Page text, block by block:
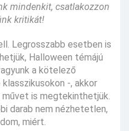
mindenkit, csatlakozzon
kritikát!
Legrosszabb esetben is
Halloween témájú
a kötelező
-, akkor
művet is megtekinthetjük.
darab nem nézhetetlen,
miért.